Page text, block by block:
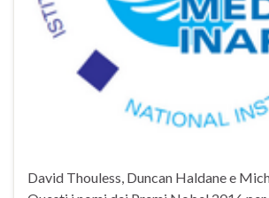
David Thouless, Duncan Haldane e